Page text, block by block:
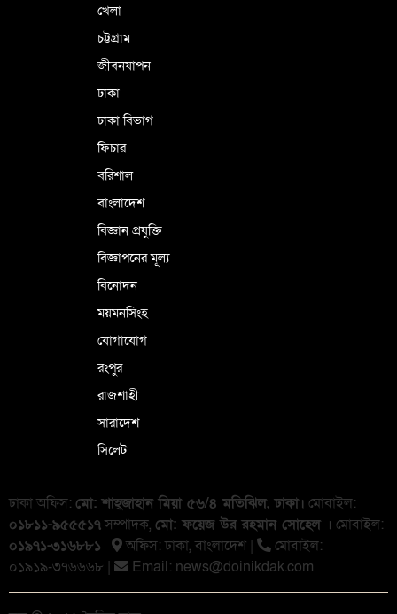
খেলা
চট্টগ্রাম
জীবনযাপন
ঢাকা
ঢাকা বিভাগ
ফিচার
বরিশাল
বাংলাদেশ
বিজ্ঞান প্রযুক্তি
বিজ্ঞাপনের মূল্য
বিনোদন
ময়মনসিংহ
যোগাযোগ
রংপুর
রাজশাহী
সারাদেশ
সিলেট
ঢাকা অফিস: মো: শাহ্জাহান মিয়া ৫৬/৪ মতিঝিল, ঢাকা। মোবাইল:
০১৮১১-৯৫৫৫১৭সম্পাদক, মো: ফয়েজ উর রহমান সোহেল । মোবাইল:
০১৯৭১-৩১৬৮৮১
অফিস: ঢাকা, বাংলা‌দেশ |
মোবাইল:
০১৯১৯-৩৭৬৬৬৮ |
Email: news@doinikdak.com